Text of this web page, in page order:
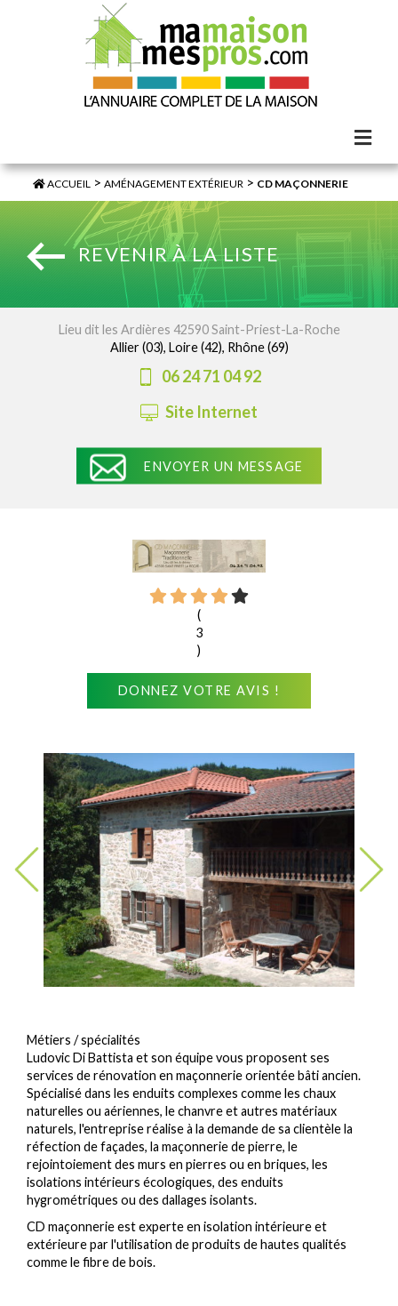
ACCUEIL >AMÉNAGEMENT EXTÉRIEUR > CD MAÇONNERIE
REVENIR À LA LISTE
Lieu dit les Ardières 42590 Saint-Priest-La-Roche
Allier (03), Loire (42), Rhône (69)
06 24 71 04 92
Site Internet
ENVOYER UN MESSAGE
(
3
)
DONNEZ VOTRE AVIS !
Métiers / spécialités
Ludovic Di Battista et son équipe vous proposent ses
services de rénovation en maçonnerie orientée bâti ancien.
Spécialisé dans les enduits complexes comme les chaux
naturelles ou aériennes, le chanvre et autres matériaux
naturels, l'entreprise réalise à la demande de sa clientèle la
réfection de façades, la maçonnerie de pierre, le
rejointoiement des murs en pierres ou en briques, les
isolations intérieurs écologiques, des enduits
hygrométriques ou des dallages isolants.
CD maçonnerie est experte en isolation intérieure et
extérieure par l'utilisation de produits de hautes qualités
comme le fibre de bois.